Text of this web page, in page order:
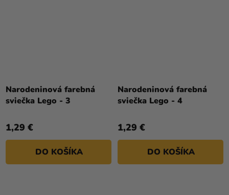
Narodeninová farebná
sviečka Lego - 3
1,29 €
DO KOŠÍKA
Narodeninová farebná
sviečka Lego - 4
1,29 €
DO KOŠÍKA